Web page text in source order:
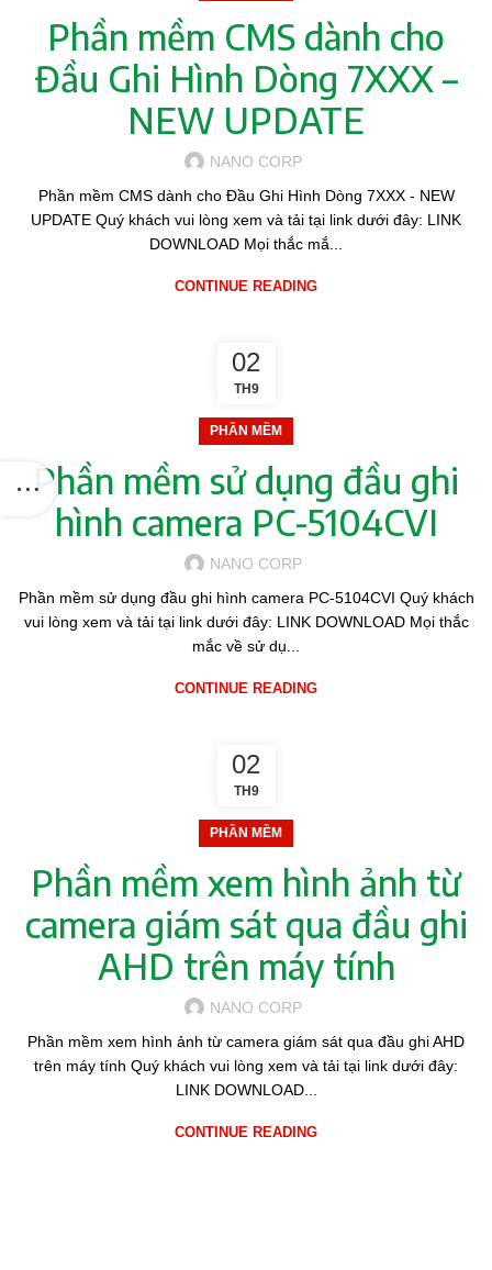
Phần mềm CMS dành cho
Đầu Ghi Hình Dòng 7XXX –
NEW UPDATE
NANO CORP
Phần mềm CMS dành cho Đầu Ghi Hình Dòng 7XXX - NEW
UPDATE Quý khách vui lòng xem và tải tại link dưới đây: LINK
DOWNLOAD Mọi thắc mắ...
CONTINUE READING
02
TH9
PHẦN MỀM
Phần mềm sử dụng đầu ghi
hình camera PC-5104CVI
NANO CORP
Phần mềm sử dụng đầu ghi hình camera PC-5104CVI Quý khách
vui lòng xem và tải tại link dưới đây: LINK DOWNLOAD Mọi thắc
mắc về sử dụ...
CONTINUE READING
02
TH9
PHẦN MỀM
Phần mềm xem hình ảnh từ
camera giám sát qua đầu ghi
AHD trên máy tính
NANO CORP
Phần mềm xem hình ảnh từ camera giám sát qua đầu ghi AHD
trên máy tính Quý khách vui lòng xem và tải tại link dưới đây:
LINK DOWNLOAD...
CONTINUE READING